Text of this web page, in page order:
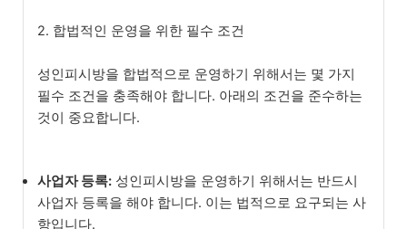
2. 합법적인 운영을 위한 필수 조건
성인피시방을 합법적으로 운영하기 위해서는 몇 가지
필수 조건을 충족해야 합니다. 아래의 조건을 준수하는
것이 중요합니다.
사업자 등록: 성인피시방을 운영하기 위해서는 반드시
사업자 등록을 해야 합니다. 이는 법적으로 요구되는 사
항입니다.